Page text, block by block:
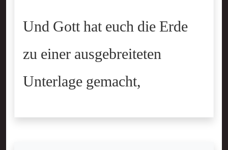
Und Gott hat euch die Erde
zu einer ausgebreiteten
Unterlage gemacht,